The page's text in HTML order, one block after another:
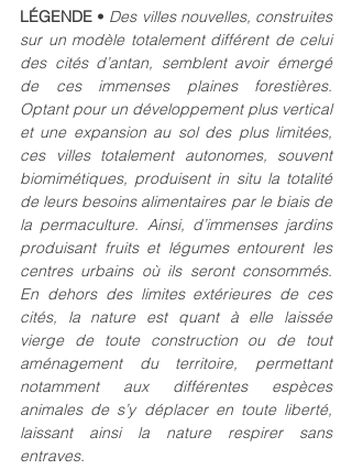
LÉGENDE • Des villes nouvelles, construites
sur un modèle totalement différent de celui
des cités d’antan, semblent avoir émergé
de ces immenses plaines forestières.
Optant pour un développement plus vertical
et une expansion au sol des plus limitées,
ces villes totalement autonomes, souvent
biomimétiques, produisent in situ la totalité
de leurs besoins alimentaires par le biais de
la permaculture. Ainsi, d’immenses jardins
produisant fruits et légumes entourent les
centres urbains où ils seront consommés.
En dehors des limites extérieures de ces
cités, la nature est quant à elle laissée
vierge de toute construction ou de tout
aménagement du territoire, permettant
notamment aux différentes espèces
animales de s’y déplacer en toute liberté,
laissant ainsi la nature respirer sans
entraves.